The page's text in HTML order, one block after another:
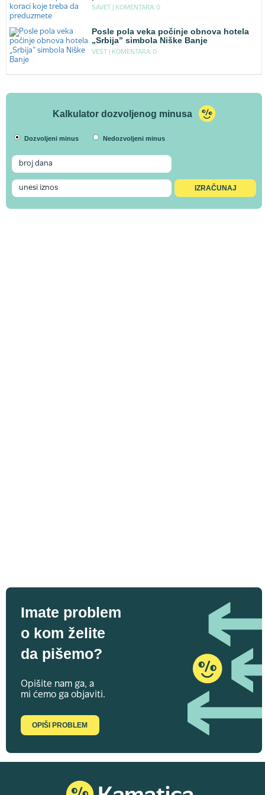
SAVET | KOMENTARA: 0
Posle pola veka počinje obnova hotela
„Srbija” simbola Niške Banje
VEST | KOMENTARA: 0
Kalkulator dozvoljenog minusa
Dozvoljeni minus Nedozvoljeni minus
Imate problem
o kom želite
da pišemo?
Opišite nam ga, a
mi ćemo ga objaviti.
OPIŠI PROBLEM